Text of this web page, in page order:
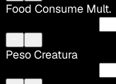
Food Consume Mult.
Peso Creatura